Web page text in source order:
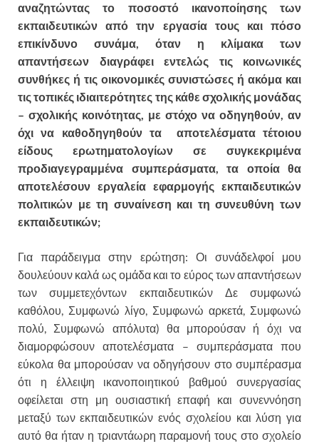
αναζητώντας το ποσοστό ικανοποίησης των
εκπαιδευτικών από την εργασία τους και πόσο
επικίνδυνο συνάμα, όταν η κλίμακα των
απαντήσεων διαγράφει εντελώς τις κοινωνικές
συνθήκες ή τις οικονομικές συνιστώσες ή ακόμα και
τις τοπικές ιδιαιτερότητες της κάθε σχολικής μονάδας
– σχολικής κοινότητας, με στόχο να οδηγηθούν, αν
όχι να καθοδηγηθούν τα αποτελέσματα τέτοιου
είδους ερωτηματολογίων σε συγκεκριμένα
προδιαγεγραμμένα συμπεράσματα, τα οποία θα
αποτελέσουν εργαλεία εφαρμογής εκπαιδευτικών
πολιτικών με τη συναίνεση και τη συνευθύνη των
εκπαιδευτικών;
Για παράδειγμα στην ερώτηση: Οι συνάδελφοί μου
δουλεύουν καλά ως ομάδα και το εύρος των απαντήσεων
των συμμετεχόντων εκπαιδευτικών Δε συμφωνώ
καθόλου, Συμφωνώ λίγο, Συμφωνώ αρκετά, Συμφωνώ
πολύ, Συμφωνώ απόλυτα) θα μπορούσαν ή όχι να
διαμορφώσουν αποτελέσματα – συμπεράσματα που
εύκολα θα μπορούσαν να οδηγήσουν στο συμπέρασμα
ότι η έλλειψη ικανοποιητικού βαθμού συνεργασίας
οφείλεται στη μη ουσιαστική επαφή και συνεννόηση
μεταξύ των εκπαιδευτικών ενός σχολείου και λύση για
αυτό θα ήταν η τριαντάωρη παραμονή τους στο σχολείο